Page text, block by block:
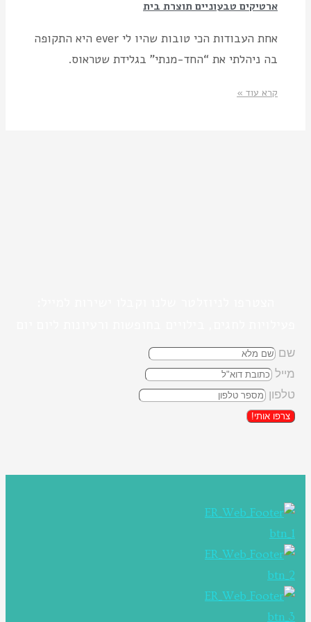
ארטיקים טבעוניים תוצרת בית
אחת העבודות הכי טובות שהיו לי ever היא התקופה
בה ניהלתי את “החד-מנתי” בגלידת שטראוס.
קרא עוד »
שם
מייל
טלפון
צרפו אותי!